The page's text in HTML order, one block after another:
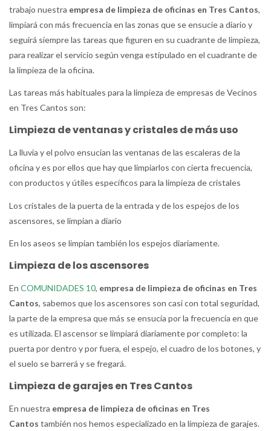
trabajo nuestra empresa de limpieza de oficinas en Tres Cantos,
limpiará con más frecuencia en las zonas que se ensucie a diario y
seguirá siempre las tareas que figuren en su cuadrante de limpieza,
para realizar el servicio según venga estipulado en el cuadrante de
la limpieza de la oficina.
Las tareas más habituales para la limpieza de empresas de Vecinos
en Tres Cantos son:
Limpieza de ventanas y cristales de más uso
La lluvia y el polvo ensucian las ventanas de las escaleras de la
oficina y es por ellos que hay que limpiarlos con cierta frecuencia,
con productos y útiles específicos para la limpieza de cristales
Los cristales de la puerta de la entrada y de los espejos de los
ascensores, se limpian a diario
En los aseos se limpian también los espejos diariamente.
Limpieza de los ascensores
En COMUNIDADES 10, empresa de limpieza de oficinas en Tres
Cantos, sabemos que los ascensores son casi con total seguridad,
la parte de la empresa que más se ensucia por la frecuencia en que
es utilizada. El ascensor se limpiará diariamente por completo: la
puerta por dentro y por fuera, el espejo, el cuadro de los botones, y
el suelo se barrerá y se fregará.
Limpieza de garajes en Tres Cantos
En nuestra empresa de limpieza de oficinas en Tres
Cantos también nos hemos especializado en la limpieza de garajes.